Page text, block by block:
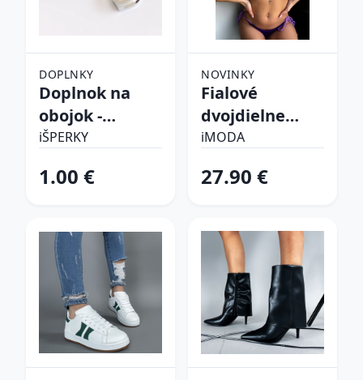
DOPLNKY
Doplnok na
obojok -
Srdiečko
iŠPERKY
1.00 €
NOVINKY
Fialové
dvojdielne
plavky
iMODA
27.90 €